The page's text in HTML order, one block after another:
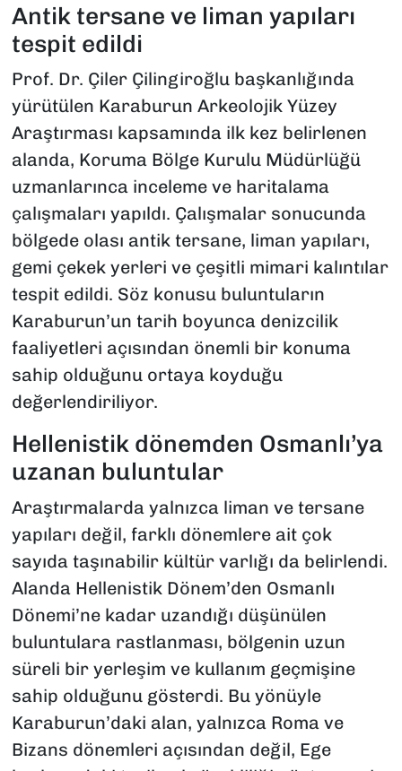
Antik tersane ve liman yapıları
tespit edildi
Prof. Dr. Çiler Çilingiroğlu başkanlığında
yürütülen Karaburun Arkeolojik Yüzey
Araştırması kapsamında ilk kez belirlenen
alanda, Koruma Bölge Kurulu Müdürlüğü
uzmanlarınca inceleme ve haritalama
çalışmaları yapıldı. Çalışmalar sonucunda
bölgede olası antik tersane, liman yapıları,
gemi çekek yerleri ve çeşitli mimari kalıntılar
tespit edildi. Söz konusu buluntuların
Karaburun’un tarih boyunca denizcilik
faaliyetleri açısından önemli bir konuma
sahip olduğunu ortaya koyduğu
değerlendiriliyor.
Hellenistik dönemden Osmanlı’ya
uzanan buluntular
Araştırmalarda yalnızca liman ve tersane
yapıları değil, farklı dönemlere ait çok
sayıda taşınabilir kültür varlığı da belirlendi.
Alanda Hellenistik Dönem’den Osmanlı
Dönemi’ne kadar uzandığı düşünülen
buluntulara rastlanması, bölgenin uzun
süreli bir yerleşim ve kullanım geçmişine
sahip olduğunu gösterdi. Bu yönüyle
Karaburun’daki alan, yalnızca Roma ve
Bizans dönemleri açısından değil, Ege